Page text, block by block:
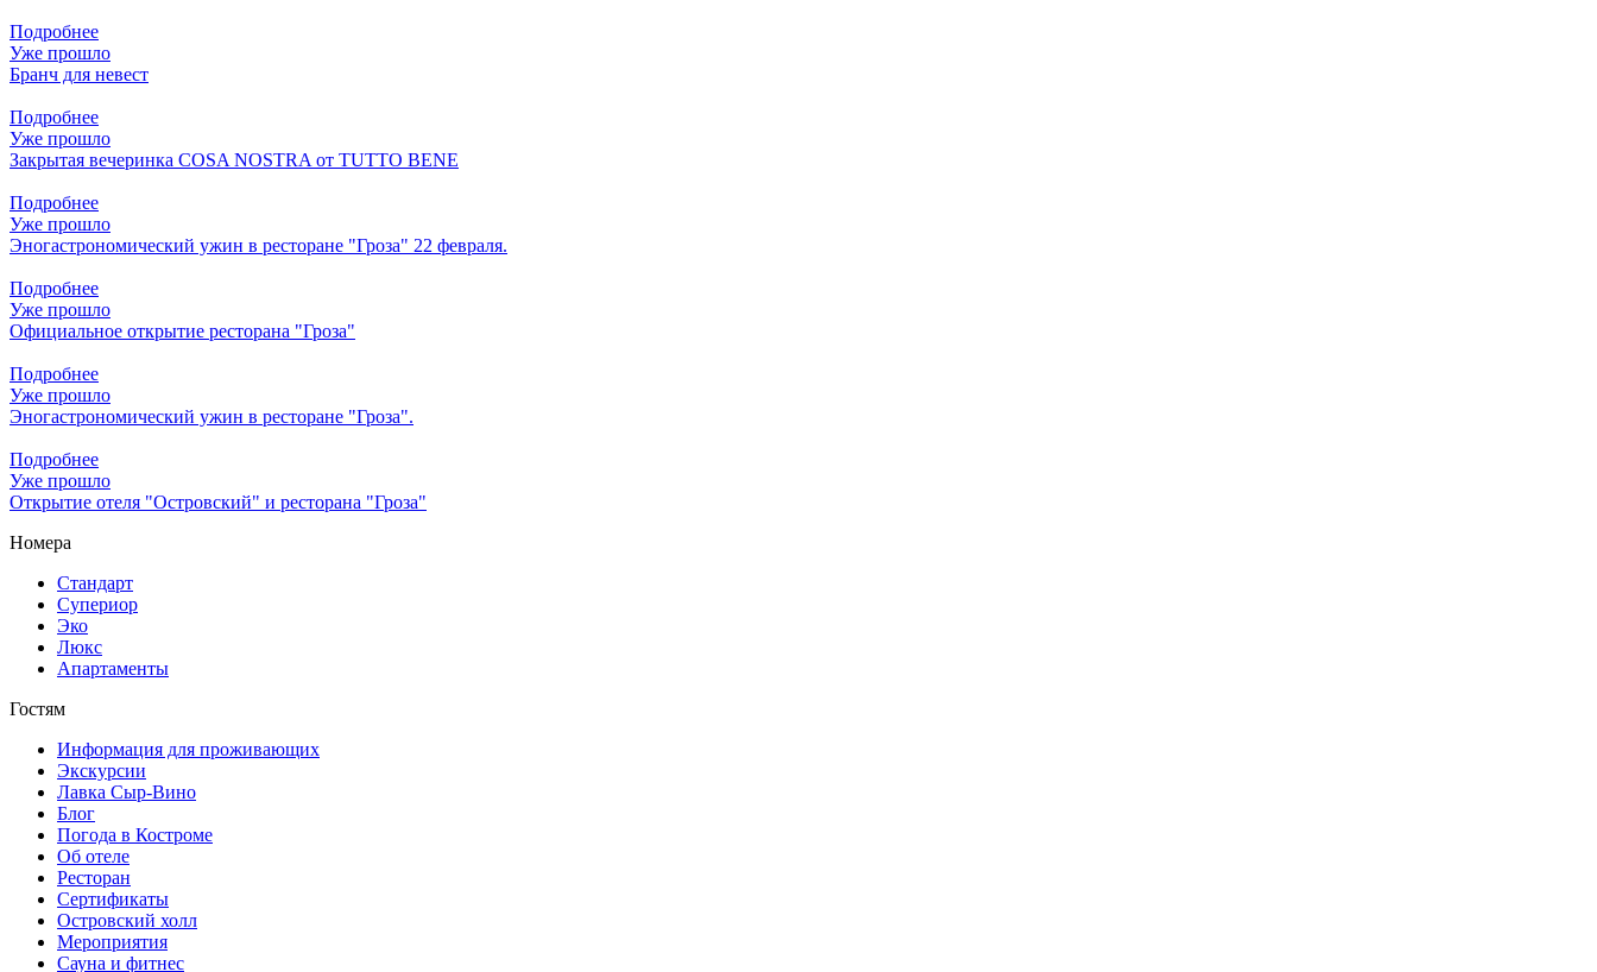
Подробнее
Уже прошло
Бранч для невест
Подробнее
Уже прошло
Закрытая вечеринка COSA NOSTRA от TUTTO BENE
Подробнее
Уже прошло
Эногастрономический ужин в ресторане "Гроза" 22 февраля.
Подробнее
Уже прошло
Официальное открытие ресторана "Гроза"
Подробнее
Уже прошло
Эногастрономический ужин в ресторане "Гроза".
Подробнее
Уже прошло
Открытие отеля "Островский" и ресторана "Гроза"
Номера
Стандарт
Супериор
Эко
Люкс
Апартаменты
Гостям
Информация для проживающих
Экскурсии
Лавка Сыр-Вино
Блог
Погода в Костроме
Об отеле
Ресторан
Сертификаты
Островский холл
Мероприятия
Сауна и фитнес